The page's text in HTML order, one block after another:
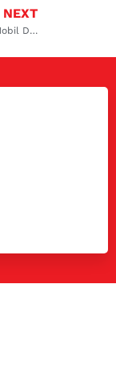
NEXT
Tukang Service AC Mobil Daihatsu di Tanjung Priok, Perbaikan Cepat dan Berkualitas